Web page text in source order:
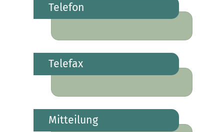
Telefon
Telefax
Mitteilung